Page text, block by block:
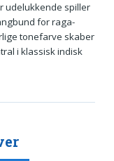
udelukkende spiller
for raga-
tonefarve skaber
i klassisk indisk